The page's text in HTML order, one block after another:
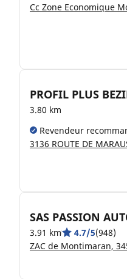
PROFIL PLUS
3.80 km
Revendeur
SAS PASSION
3.91 km 4.7/5(948)
ZAC de Montimaran,